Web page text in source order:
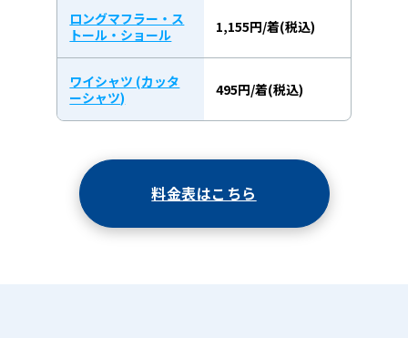
ロングマフラー・ス
トール・ショール
1,155円/着(税込)
ワイシャツ (カッタ
ーシャツ)
495円/着(税込)
料金表はこちら